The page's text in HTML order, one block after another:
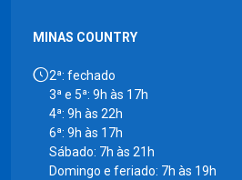
MINAS COUNTRY
2ª: fechado
3ª e 5ª: 9h às 17h
4ª: 9h às 22h
6ª: 9h às 17h
Sábado: 7h às 21h
Domingo e feriado: 7h às 19h